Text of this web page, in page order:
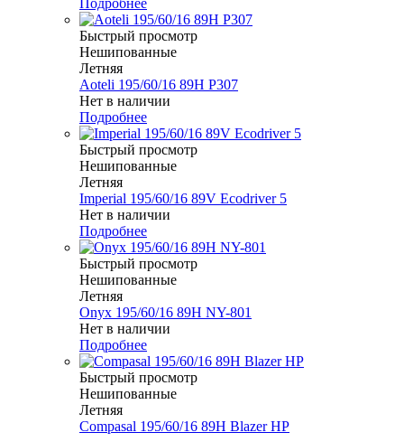
Подробнее
Быстрый просмотр
Нешипованные
Летняя
Aoteli 195/60/16 89H P307
Нет в наличии
Подробнее
Быстрый просмотр
Нешипованные
Летняя
Imperial 195/60/16 89V Ecodriver 5
Нет в наличии
Подробнее
Быстрый просмотр
Нешипованные
Летняя
Onyx 195/60/16 89H NY-801
Нет в наличии
Подробнее
Быстрый просмотр
Нешипованные
Летняя
Compasal 195/60/16 89H Blazer HP